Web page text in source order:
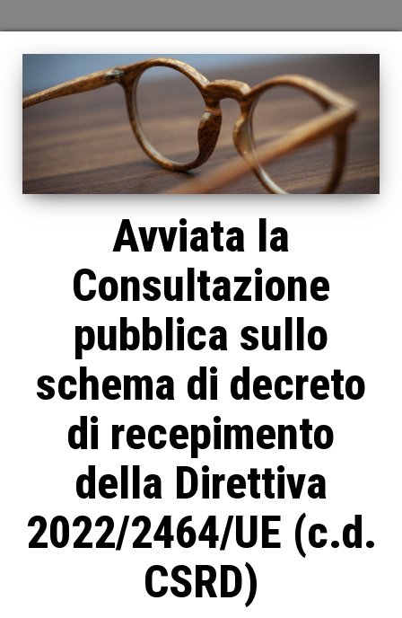
Avviata la
Consultazione
pubblica sullo
schema di decreto
di recepimento
della Direttiva
2022/2464/UE (c.d.
CSRD)